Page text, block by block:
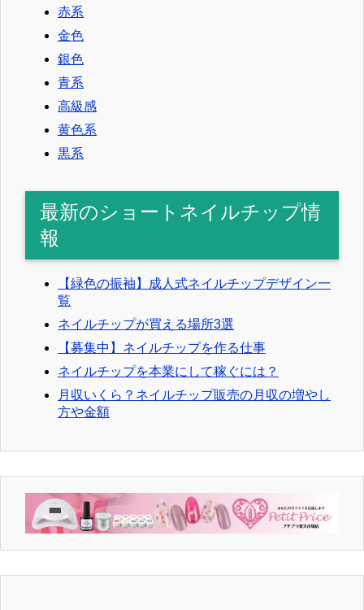
赤系
金色
銀色
青系
高級感
黄色系
黒系
最新のショートネイルチップ情
報
【緑色の振袖】成人式ネイルチップデザイン一
覧
ネイルチップが買える場所3選
【募集中】ネイルチップを作る仕事
ネイルチップを本業にして稼ぐには？
月収いくら？ネイルチップ販売の月収の増やし
方や金額